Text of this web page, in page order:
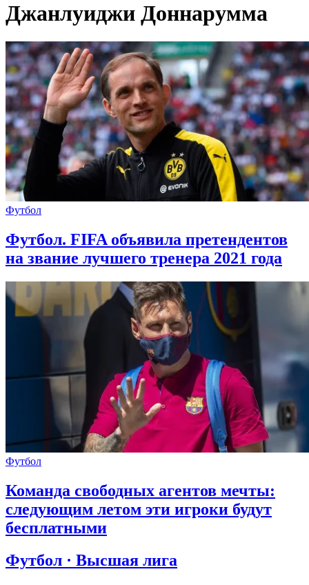
Джанлуиджи Доннарумма
Футбол
Футбол. FIFA объявила претендентов
на звание лучшего тренера 2021 года
Футбол
Команда свободных агентов мечты:
следующим летом эти игроки будут
бесплатными
Футбол · Высшая лига